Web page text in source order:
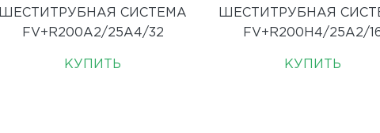
ШЕСТИТРУБНАЯ СИСТЕМА
FV+R200A2/25A4/32
КУПИТЬ
ШЕСТИТРУБНАЯ
FV+R200H4/25A2/
КУПИТЬ